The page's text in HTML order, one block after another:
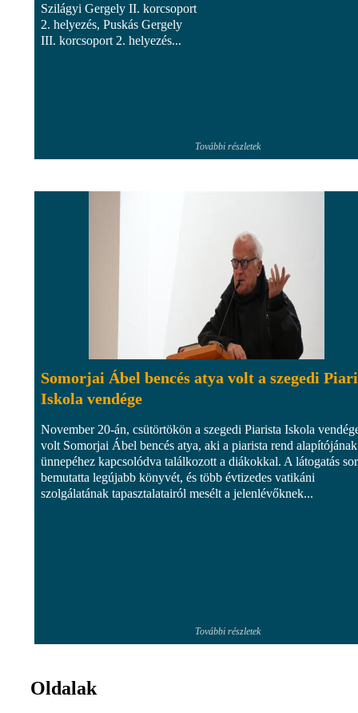
Szilágyi Gergely II. korcsoport
2. helyezés, Puskás Gergely
III. korcsoport 2. helyezés...
További részletek
Somorjai Ábel bencés atya volt a szegedi
Iskola vendége
November 20-án, csütörtökön a szegedi Piarista Iskola
volt Somorjai Ábel bencés atya, aki a piarista rend alapítójának
ünnepéhez kapcsolódva találkozott a diákokkal. A látogatás
bemutatta legújabb könyvét, és több évtizedes vatikáni
szolgálatának tapasztalatairól mesélt a jelenlévőknek...
További részletek
Oldalak